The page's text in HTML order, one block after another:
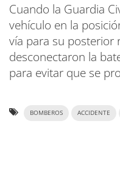
Cuando la Guardia
vehículo en la
vía para su posterior
desconectaron la
para evitar que se
BOMBEROS ACCIDENTE